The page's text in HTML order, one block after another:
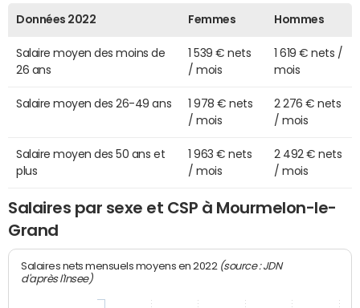
Données 2022 Femmes Hommes
Salaire moyen des moins de
26 ans
1 539 € nets
/ mois
1 619 € nets /
mois
Salaire moyen des 26-49 ans
1 978 € nets
/ mois
2 276 € nets
/ mois
Salaire moyen des 50 ans et
plus
1 963 € nets
/ mois
2 492 € nets
/ mois
Salaires par sexe et CSP à Mourmelon-le-
Grand
Salaires nets mensuels moyens en 2022 (source : JDN
d'après l'Insee)